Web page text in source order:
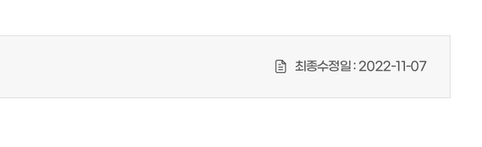
최종수정일 : 2022-11-07